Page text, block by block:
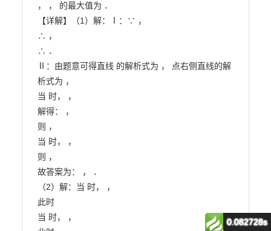
， ， 的最大值为 ．
【详解】（1）解：Ⅰ：∵ ，
∴ ，
∴ ．
Ⅱ：由题意可得直线 的解析式为 ， 点右侧直线的解
析式为 ，
当 时， ，
解得： ，
则 ，
当 时， ，
则 ，
故答案为： ， ．
（2）解：当 时， ，
此时
当 时， ，
0.082728s